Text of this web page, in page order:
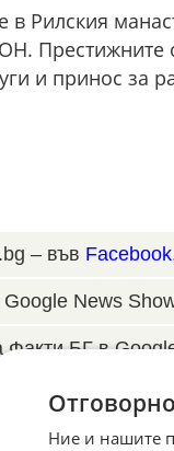
Рилския
Престижните
и принос за
– във Facebook
Google News
Факти.БГ в
като
Ние и нашите